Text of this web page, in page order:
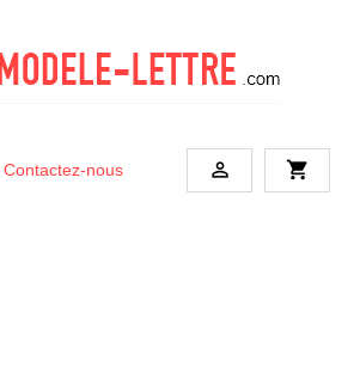
Contactez-nous  shopping_cart